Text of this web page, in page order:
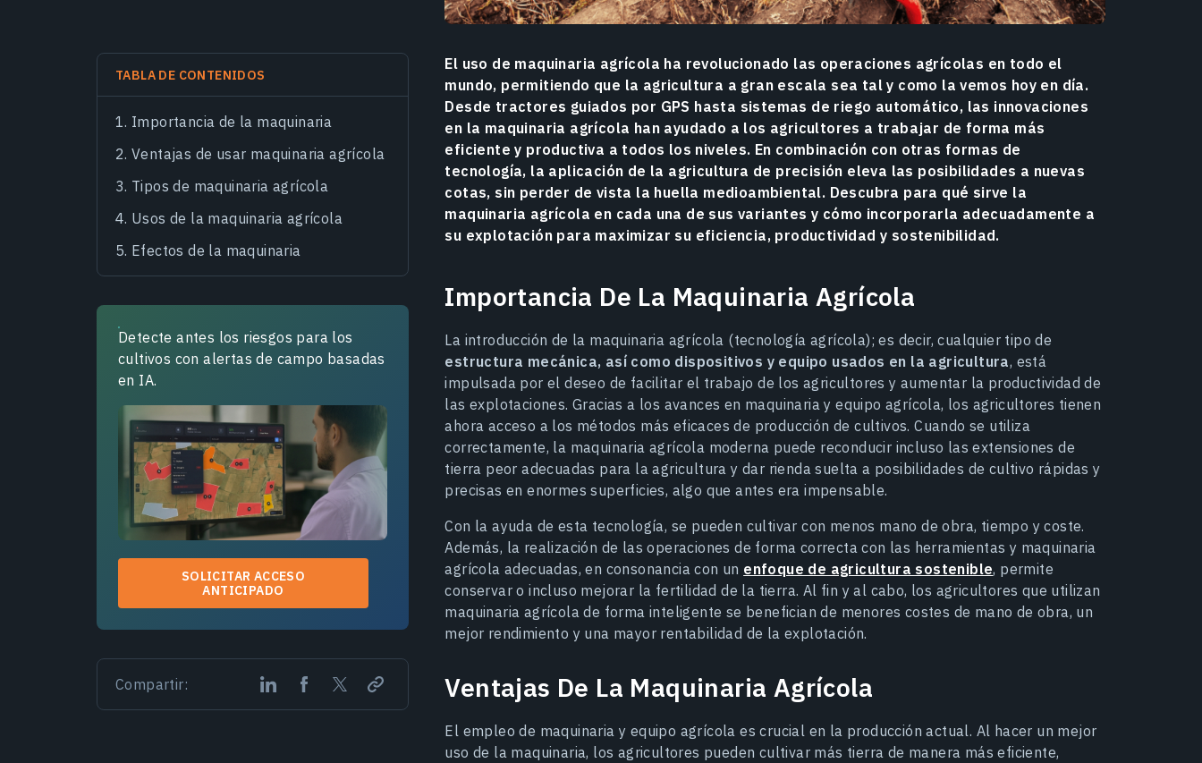
TABLA DE CONTENIDOS
Importancia de la maquinaria
Ventajas de usar maquinaria agrícola
Tipos de maquinaria agrícola
Usos de la maquinaria agrícola
Efectos de la maquinaria
Detecte antes los riesgos para los
cultivos con alertas de campo basadas
en IA.
SOLICITAR ACCESO
ANTICIPADO
Compartir:
El uso de maquinaria agrícola ha revolucionado las operaciones agrícolas en todo el
mundo, permitiendo que la agricultura a gran escala sea tal y como la vemos hoy en día.
Desde tractores guiados por GPS hasta sistemas de riego automático, las innovaciones
en la maquinaria agrícola han ayudado a los agricultores a trabajar de forma más
eficiente y productiva a todos los niveles. En combinación con otras formas de
tecnología, la aplicación de la agricultura de precisión eleva las posibilidades a nuevas
cotas, sin perder de vista la huella medioambiental. Descubra para qué sirve la
maquinaria agrícola en cada una de sus variantes y cómo incorporarla adecuadamente a
su explotación para maximizar su eficiencia, productividad y sostenibilidad.
Importancia De La Maquinaria Agrícola
La introducción de la maquinaria agrícola (tecnología agrícola); es decir, cualquier tipo de
estructura mecánica, así como dispositivos y equipo usados en la agricultura, está
impulsada por el deseo de facilitar el trabajo de los agricultores y aumentar la productividad de
las explotaciones. Gracias a los avances en maquinaria y equipo agrícola, los agricultores tienen
ahora acceso a los métodos más eficaces de producción de cultivos. Cuando se utiliza
correctamente, la maquinaria agrícola moderna puede reconducir incluso las extensiones de
tierra peor adecuadas para la agricultura y dar rienda suelta a posibilidades de cultivo rápidas y
precisas en enormes superficies, algo que antes era impensable.
Con la ayuda de esta tecnología, se pueden cultivar con menos mano de obra, tiempo y coste.
Además, la realización de las operaciones de forma correcta con las herramientas y maquinaria
agrícola adecuadas, en consonancia con un enfoque de agricultura sostenible, permite
conservar o incluso mejorar la fertilidad de la tierra. Al fin y al cabo, los agricultores que utilizan
maquinaria agrícola de forma inteligente se benefician de menores costes de mano de obra, un
mejor rendimiento y una mayor rentabilidad de la explotación.
Ventajas De La Maquinaria Agrícola
El empleo de maquinaria y equipo agrícola es crucial en la producción actual. Al hacer un mejor
uso de la maquinaria, los agricultores pueden cultivar más tierra de manera más eficiente,